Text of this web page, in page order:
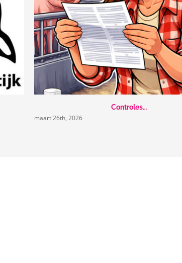
Controles…
maart 26th, 2026